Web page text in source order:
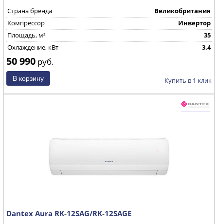
Страна бренда
Великобритания
Компрессор
Инвертор
Площадь, м²
35
Охлаждение, кВт
3.4
50 990 руб.
Купить в 1 клик
Dantex Aura RK-12SAG/RK-12SAGE